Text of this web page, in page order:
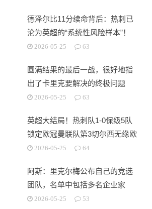
德泽尔比11分续命背后：热刺已
沦为英超的“系统性风险样本”！
2026-05-25 63
圆满结果的最后一战，很好地指
出了卡里克要解决的终极问题
2026-05-25 63
英超大结局！热刺队1-0保级5队
锁定欧冠曼联队第3切尔西无缘欧
战2026-05-25 64
阿斯：里克尔梅公布自己的竞选
团队，名单中包括多名企业家
2026-05-25 53